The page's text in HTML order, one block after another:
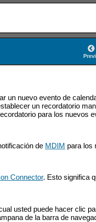
un nuevo evento de
un recordatorio
para los nuevos
de MDIM para los
Connector. Esto significa
usted puede hacer clic
de la barra de